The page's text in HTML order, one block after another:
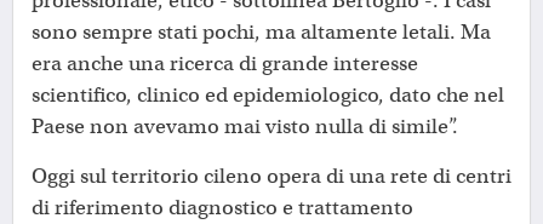
sono sempre stati pochi, ma altamente letali. Ma
era anche una ricerca di grande interesse
scientifico, clinico ed epidemiologico, dato che nel
Paese non avevamo mai visto nulla di simile”.
Oggi sul territorio cileno opera di una rete di centri
di riferimento diagnostico e trattamento